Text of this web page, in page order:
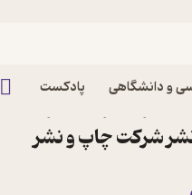
و دانشگاهی پادکست
شرکت چاپ و نشر